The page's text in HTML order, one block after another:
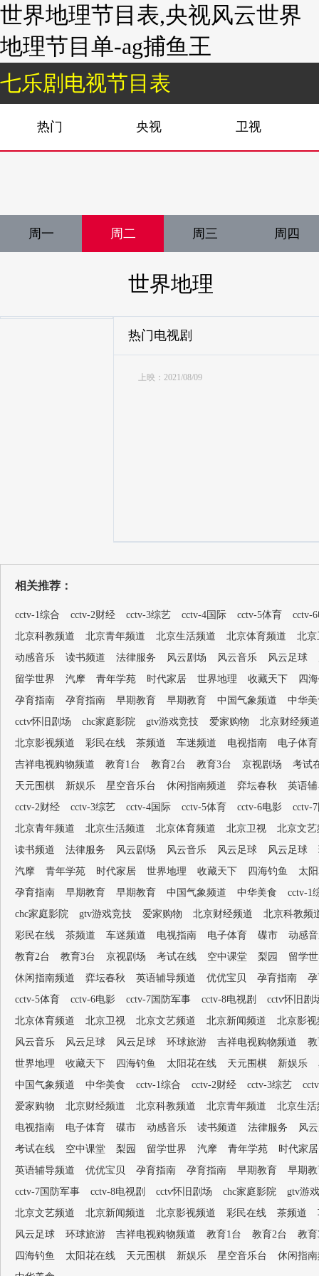
世界地理节目表,央视风云世界
地理节目单-ag捕鱼王
七乐剧电视节目表
热门 央视 卫视
周一 周二 周三 周四
世界地理
热门电视剧
上映：2021/08/09
相关推荐：
cctv-1综合 cctv-2财经 cctv-3综艺 cctv-4国际 cctv-5体育
cctv-
北京科教频道
北京青年频道 北京生活频道 北京体育频道
北京
动感音乐
读书频道 法律服务 风云剧场 风云音乐 风云足球
留学世界
汽摩 青年学苑 时代家居 世界地理 收藏天下
四
孕育指南
孕育指南 早期教育 早期教育 中国气象频道
中华
cctv怀旧剧场
chc家庭影院 gtv游戏竞技 爱家购物
北京财经频道
北京影视频道
彩民在线 茶频道 车迷频道 电视指南
电子体育
吉祥电视购物频道
教育1台 教育2台 教育3台 京视剧场
考试
天元围棋
新娱乐 星空音乐台 休闲指南频道 弈坛春秋
英语
cctv-2财经
cctv-3综艺 cctv-4国际 cctv-5体育 cctv-6电影
cctv-
北京青年频道
北京生活频道 北京体育频道 北京卫视
北京文艺
读书频道
法律服务 风云剧场 风云音乐 风云足球 风云足球
汽摩
青年学苑 时代家居 世界地理 收藏天下 四海钓鱼
太
孕育指南
早期教育 早期教育 中国气象频道 中华美食
cctv-1
chc家庭影院
gtv游戏竞技 爱家购物 北京财经频道
北京科教频
彩民在线
茶频道 车迷频道 电视指南 电子体育 碟市
动感
教育2台
教育3台 京视剧场 考试在线 空中课堂 梨园
留学
休闲指南频道
弈坛春秋 英语辅导频道 优优宝贝 孕育指南
cctv-5体育
cctv-6电影 cctv-7国防军事 cctv-8电视剧
cctv怀旧剧
北京体育频道
北京卫视 北京文艺频道 北京新闻频道
北京影视
风云音乐
风云足球 风云足球 环球旅游 吉祥电视购物频道
世界地理
收藏天下 四海钓鱼 太阳花在线 天元围棋 新娱乐
中国气象频道
中华美食 cctv-1综合 cctv-2财经 cctv-3综艺
爱家购物
北京财经频道 北京科教频道 北京青年频道
北京生活
电视指南
电子体育 碟市 动感音乐 读书频道 法律服务
风
考试在线
空中课堂 梨园 留学世界 汽摩 青年学苑
时代家居
英语辅导频道
优优宝贝 孕育指南 孕育指南 早期教育
早期
cctv-7国防军事
cctv-8电视剧 cctv怀旧剧场 chc家庭影院
gtv游
北京文艺频道
北京新闻频道 北京影视频道 彩民在线 茶频道
风云足球
环球旅游 吉祥电视购物频道 教育1台 教育2台
教
四海钓鱼
太阳花在线 天元围棋 新娱乐 星空音乐台
休闲指